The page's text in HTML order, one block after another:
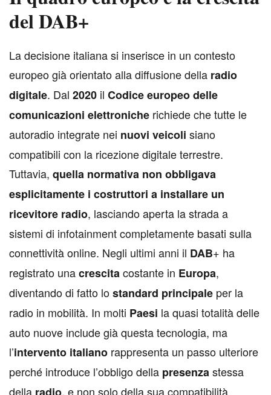
del DAB+
La decisione italiana si inserisce in un contesto
europeo già orientato alla diffusione della radio
digitale. Dal 2020 il Codice europeo delle
comunicazioni elettroniche richiede che tutte le
autoradio integrate nei nuovi veicoli siano
compatibili con la ricezione digitale terrestre.
Tuttavia, quella normativa non obbligava
esplicitamente i costruttori a installare un
ricevitore radio, lasciando aperta la strada a
sistemi di infotainment completamente basati sulla
connettività online. Negli ultimi anni il DAB+ ha
registrato unacrescitacostante in Europa,
diventando di fatto lostandard principale per la
radio in mobilità. In molti Paesi la quasi totalità delle
auto nuove include già questa tecnologia, ma
l’intervento italiano rappresenta un passo ulteriore
perché introduce l’obbligo della presenzastessa
della
, e non solo della sua compatibilità